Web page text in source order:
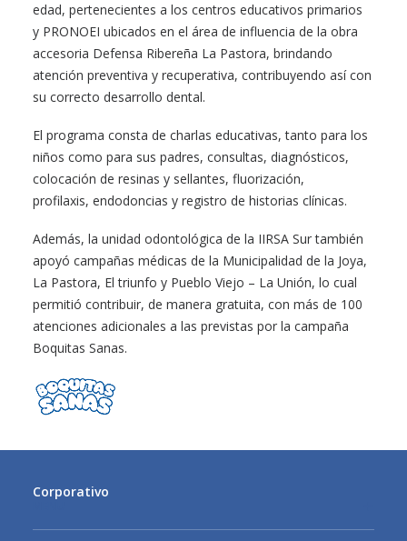
edad, pertenecientes a los centros educativos primarios
y PRONOEI ubicados en el área de influencia de la obra
accesoria Defensa Ribereña La Pastora, brindando
atención preventiva y recuperativa, contribuyendo así con
su correcto desarrollo dental.
El programa consta de charlas educativas, tanto para los
niños como para sus padres, consultas, diagnósticos,
colocación de resinas y sellantes, fluorización,
profilaxis, endodoncias y registro de historias clínicas.
Además, la unidad odontológica de la IIRSA Sur también
apoyó campañas médicas de la Municipalidad de la Joya,
La Pastora, El triunfo y Pueblo Viejo – La Unión, lo cual
permitió contribuir, de manera gratuita, con más de 100
atenciones adicionales a las previstas por la campaña
Boquitas Sanas.
Corporativo